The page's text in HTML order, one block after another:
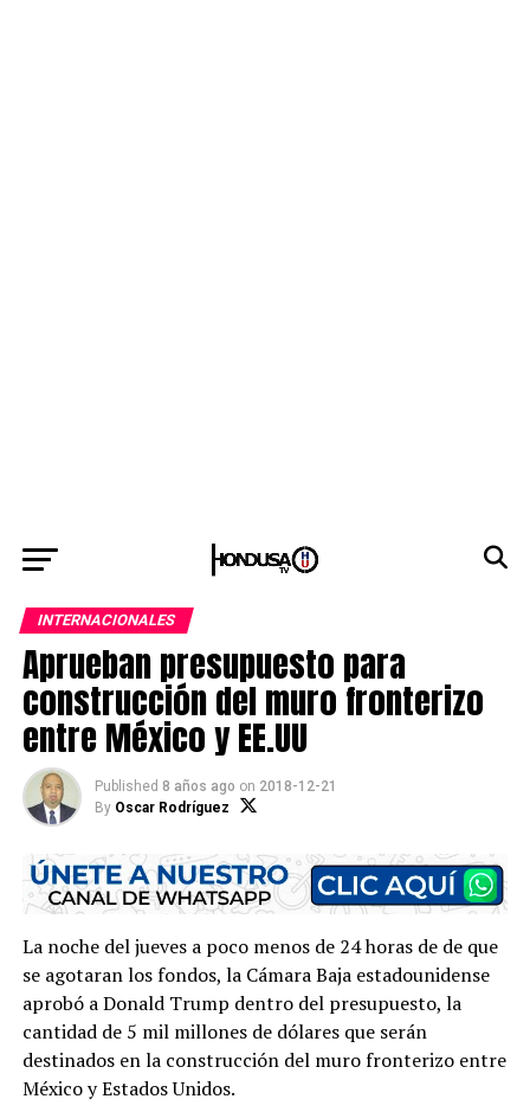
INTERNACIONALES
Aprueban presupuesto para
construcción del muro fronterizo
entre México y EE.UU
Published 8 años ago on 2018-12-21
By Oscar Rodríguez
La noche del jueves a poco menos de 24 horas de de que
se agotaran los fondos, la Cámara Baja estadounidense
aprobó a Donald Trump dentro del presupuesto, la
cantidad de 5 mil millones de dólares que serán
destinados en la construcción del muro fronterizo entre
México y Estados Unidos.